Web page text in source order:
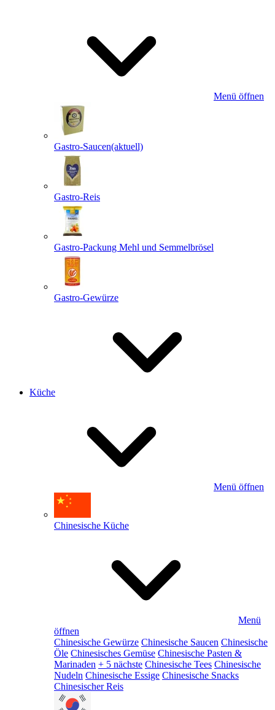
Menü öffnen
Gastro-Saucen(aktuell)
Gastro-Reis
Gastro-Packung Mehl und Semmelbrösel
Gastro-Gewürze
Küche
Menü öffnen
Chinesische Küche
Menü
öffnen
Chinesische Gewürze Chinesische Saucen Chinesische
Öle Chinesisches Gemüse Chinesische Pasten &
Marinaden + 5 nächste Chinesische Tees Chinesische
Nudeln Chinesische Essige Chinesische Snacks
Chinesischer Reis